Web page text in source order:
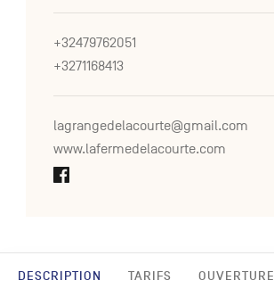
DESCRIPTION TARIFS OUVERTURE
+32479762051
+3271168413
lagrangedelacourte@gmail.com
www.lafermedelacourte.com